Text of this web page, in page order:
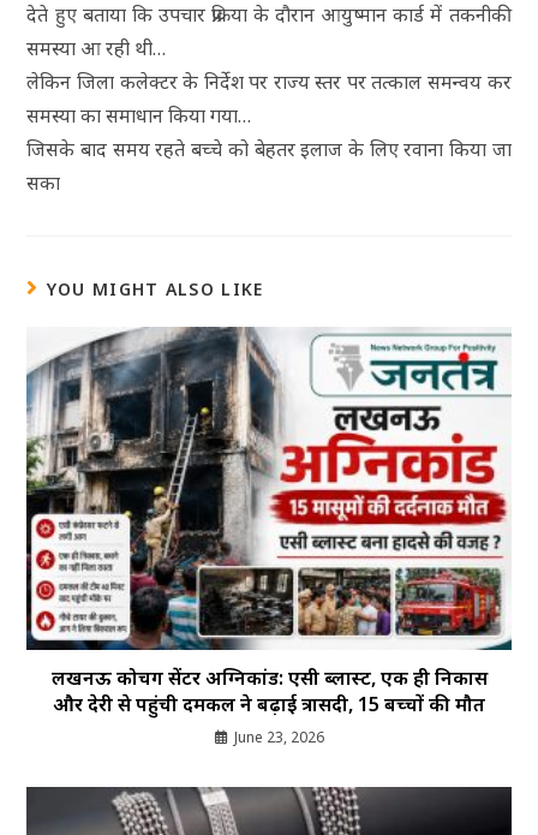
देते हुए बताया कि उपचार प्रक्रिया के दौरान आयुष्मान कार्ड में तकनीकी
समस्या आ रही थी…
लेकिन जिला कलेक्टर के निर्देश पर राज्य स्तर पर तत्काल समन्वय कर
समस्या का समाधान किया गया…
जिसके बाद समय रहते बच्चे को बेहतर इलाज के लिए रवाना किया जा
सका
YOU MIGHT ALSO LIKE
लखनऊ कोचिंग सेंटर अग्निकांड: एसी ब्लास्ट, एक ही निकास
और देरी से पहुंची दमकल ने बढ़ाई त्रासदी, 15 बच्चों की मौत
June 23, 2026